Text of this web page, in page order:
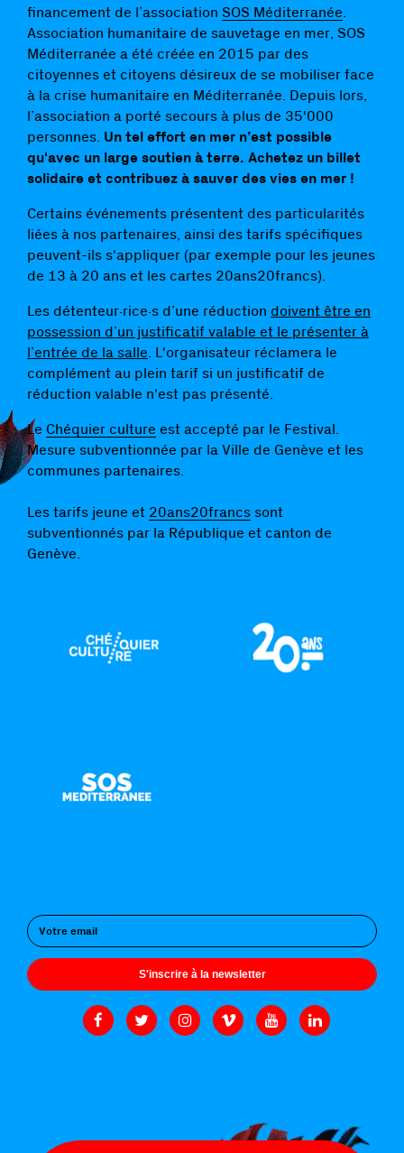
financement de l’association SOS Méditerranée
Association humanitaire de sauvetage en mer, SOS
Méditerranée a été créée en 2015 par des
citoyennes et citoyens désireux de se mobiliser face
à la crise humanitaire en Méditerranée. Depuis lors,
l’association a porté secours à plus de 35'000
personnes. Un tel effort en mer n’est possible
qu'avec un large soutien à terre. Achetez un billet
solidaire et contribuez à sauver des vies en mer !
Certains événements présentent des particularités
liées à nos partenaires, ainsi des tarifs spécifiques
peuvent-ils s'appliquer (par exemple pour les jeunes
de 13 à 20 ans et les cartes 20ans20francs).
Les détenteur·rice·s d’une réduction doivent être en
possession d’un justificatif valable et le présenter à
l’entrée de la salle . L'organisateur réclamera le
complément au plein tarif si un justificatif de
réduction valable n'est pas présenté.
Le Chéquier culture est accepté par le Festival.
Mesure subventionnée par la Ville de Genève et les
communes partenaires.
Les tarifs jeune et 20ans20francs sont
subventionnés par la République et canton de
Genève.
S'inscrire à la newsletter